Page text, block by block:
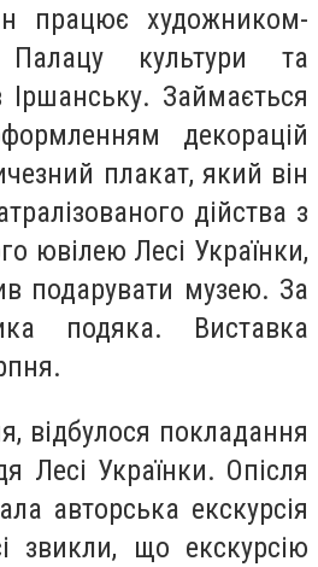
працює художником-
культури та
Іршанську. Займається
декорацій
плакат, який він
дійства з
ювілею Лесі Українки,
подарувати музею. За
подяка. Виставка
відбулося покладання
Лесі Українки. Опісля
авторська екскурсія
звикли, що екскурсію